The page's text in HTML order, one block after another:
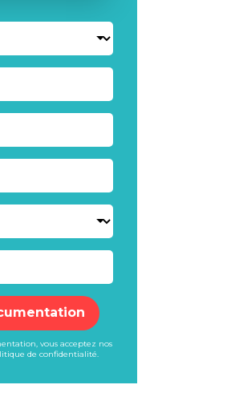
vous acceptez nos
de confidentialité.